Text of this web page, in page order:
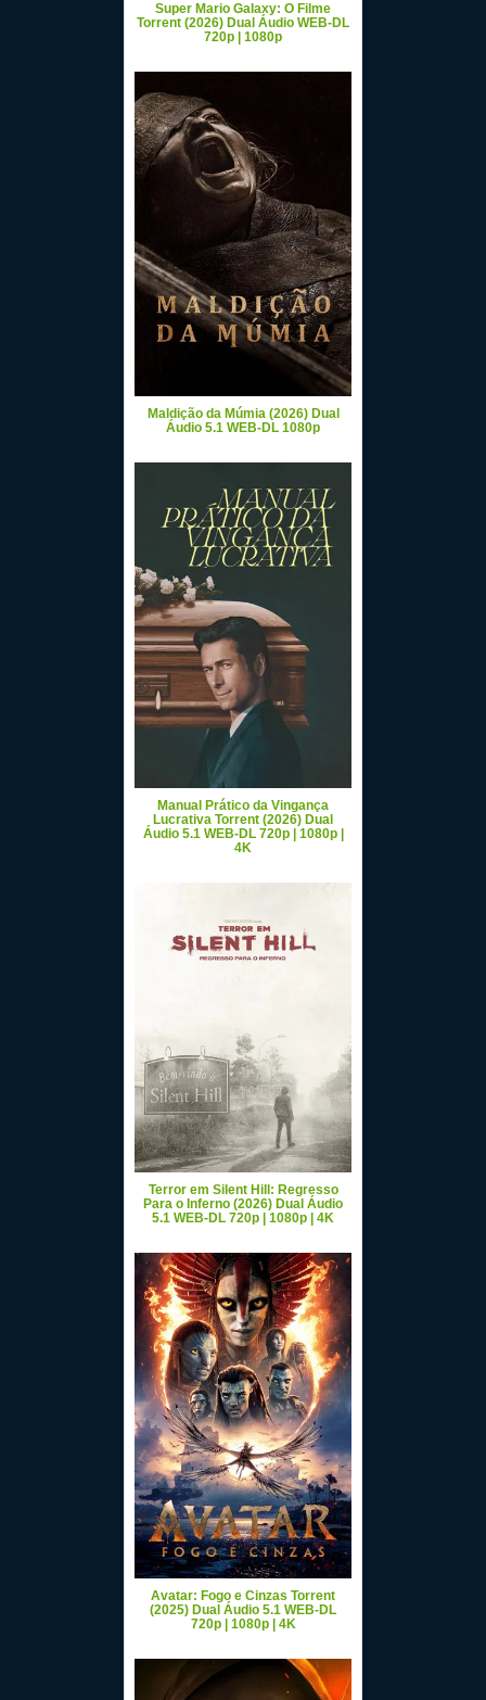
Super Mario Galaxy: O Filme
Torrent (2026) Dual Áudio WEB-DL
720p | 1080p
Maldição da Múmia (2026) Dual
Áudio 5.1 WEB-DL 1080p
Manual Prático da Vingança
Lucrativa Torrent (2026) Dual
Áudio 5.1 WEB-DL 720p | 1080p |
4K
Terror em Silent Hill: Regresso
Para o Inferno (2026) Dual Áudio
5.1 WEB-DL 720p | 1080p | 4K
Avatar: Fogo e Cinzas Torrent
(2025) Dual Áudio 5.1 WEB-DL
720p | 1080p | 4K